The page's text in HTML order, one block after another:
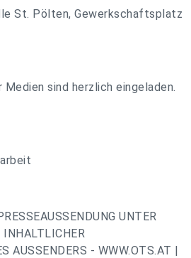
St. Pölten, Gewerkschaftsplatz
sind herzlich eingeladen.
UNTER
INHALTLICHER
AUSSENDERS - WWW.OTS.AT |